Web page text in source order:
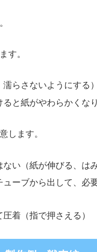
す。
らさないようにする）
と紙がやわらかくな
します。
い（紙が伸びる、は
ーブから出して、必
着（指で押さえる）